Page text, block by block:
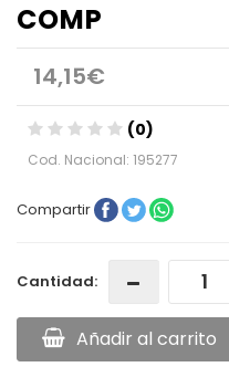
COMP
14,15€
(0)
Cod. Nacional: 195277
Compartir
Cantidad:
Añadir al carrito